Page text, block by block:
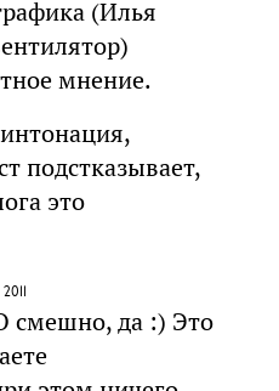
(Илья
мнение.
подстказывает,
это
2011
смешно, да :) Это